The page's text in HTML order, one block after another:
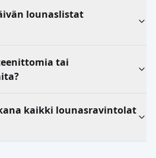
lounaslistat
tai
kaikki lounasravintolat